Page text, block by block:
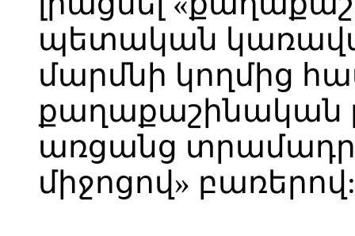
պետական
մարմնի կողմից
քաղաքաշինական
առցանց
միջոցով» բառերով: